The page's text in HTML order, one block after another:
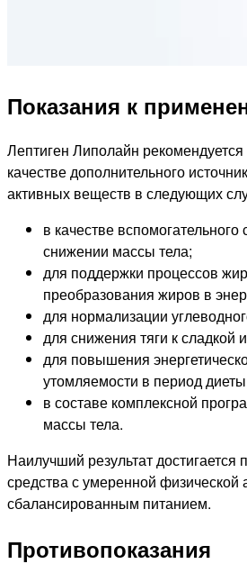
Показания к
Лептиген Липолайн
качестве дополнительного
активных веществ в следующих
в качестве вспомогательного
снижении массы тела;
для поддержки процессов
преобразования жиров в
для нормализации
для снижения тяги к сладкой
для повышения
утомляемости в период
в составе комплексной
массы тела.
Наилучший результат достигается
средства с умеренной физической
сбалансированным питанием.
Противопоказания